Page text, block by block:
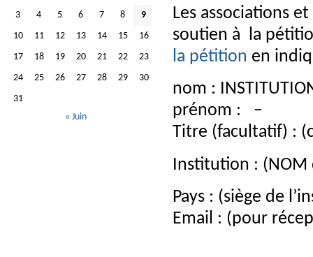
Les associations
soutien à la
la pétition en
nom :
prénom : –
Titre (facultatif) :
Institution : (NOM
Pays : (siège de
Email : (pour
3
4 5 6 7 8
9
10
11 12 13 14 15
16
17
18 19 20 21 22
23
24
25 26 27 28 29
30
31
« Juin